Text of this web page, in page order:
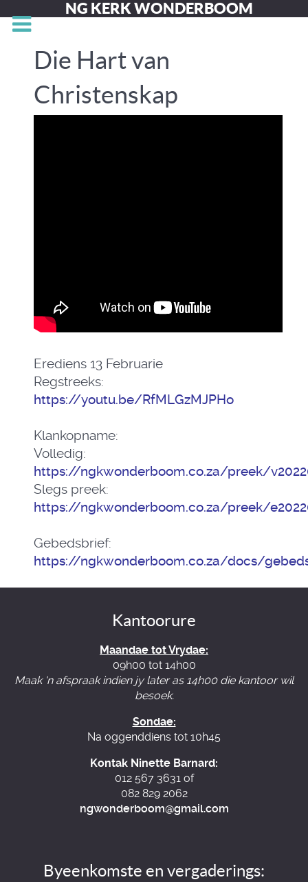
NG KERK WONDERBOOM
Die Hart van
Christenskap
Erediens 13 Februarie
Regstreeks:
https://youtu.be/RfMLGzMJPHo
Klankopname:
Volledig:
https://ngkwonderboom.co.za/preek/
Slegs preek:
https://ngkwonderboom.co.za/preek/
Gebedsbrief:
https://ngkwonderboom.co.za/docs/
Kantoorure
Maandae tot Vrydae:
09h00 tot 14h00
Maak 'n afspraak indien jy later as 14h00 die kantoor wil
besoek.
Sondae:
Na oggenddiens tot 10h45
Kontak Ninette Barnard:
012 567 3631 of
082 829 2062
ngwonderboom@gmail.com
Byeenkomste en vergaderings: